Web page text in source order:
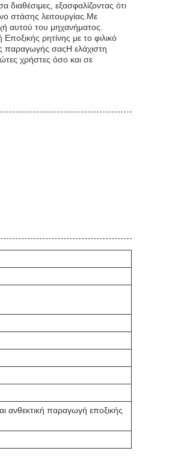
διαθέσιμες, εξασφαλίζοντας ότι
στάσης λειτουργίας.Με
αυτού του μηχανήματος.
Εποξικής ρητίνης με το φιλικό
παραγωγής σαςΗ ελάχιστη
χρήστες όσο και σε
ανθεκτική παραγωγή εποξικής